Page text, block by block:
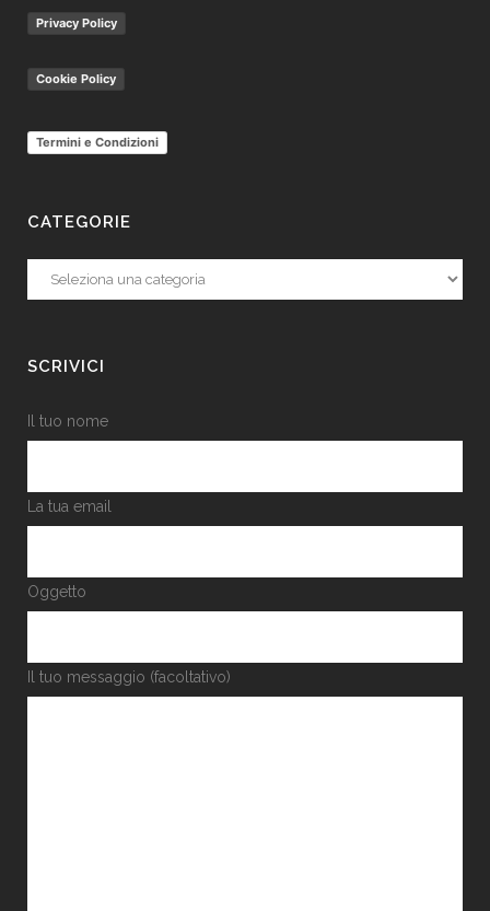
Privacy Policy
Cookie Policy
Termini e Condizioni
CATEGORIE
Categorie
SCRIVICI
Il tuo nome
La tua email
Oggetto
Il tuo messaggio (facoltativo)